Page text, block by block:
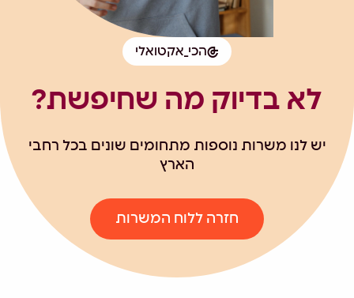
הכי_אקטואלי
לא בדיוק מה שחיפשת?
יש לנו משרות נוספות מתחומים שונים בכל רחבי
הארץ
חזרה ללוח המשרות